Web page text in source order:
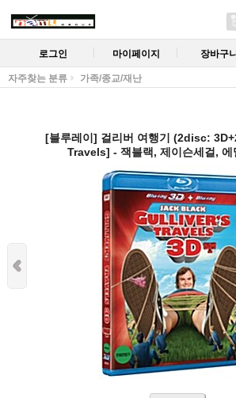
로그인 마이페이지 장바구
자주찾는 분류 가족/종교/재난
[블루레이] 걸리버 여행기 (2disc:
Travels] - 잭블랙, 제이슨세걸, 에